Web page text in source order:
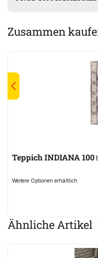
Zusammen
Teppich INDIANA 100
Weitere Optionen erhältlich
Ähnliche Artikel